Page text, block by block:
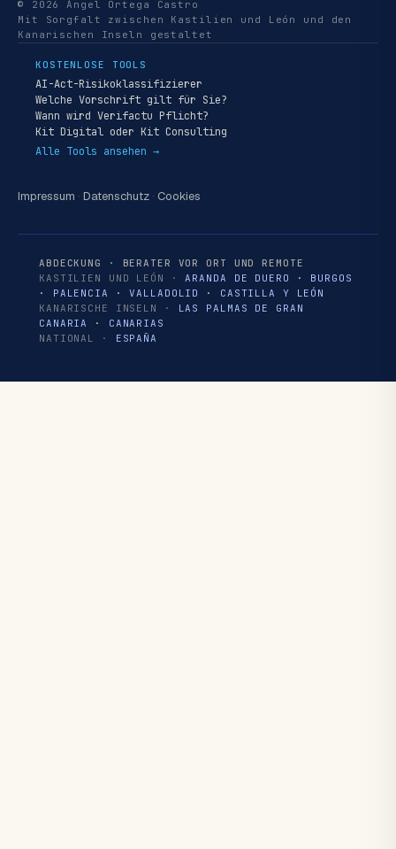
© 2026 Ángel Ortega Castro
Mit Sorgfalt zwischen Kastilien und León und den
Kanarischen Inseln gestaltet
KOSTENLOSE TOOLS
AI-Act-Risikoklassifizierer
Welche Vorschrift gilt für Sie?
Wann wird Verifactu Pflicht?
Kit Digital oder Kit Consulting
Alle Tools ansehen →
Impressum · Datenschutz · Cookies
ABDECKUNG · BERATER VOR ORT UND REMOTE
KASTILIEN UND LEÓN ·ARANDA DE DUERO · BURGOS
· PALENCIA ·VALLADOLID · CASTILLA Y LEÓN
KANARISCHE INSELN · LAS PALMAS DE GRAN
CANARIA
· CANARIAS
NATIONAL · ESPAÑA